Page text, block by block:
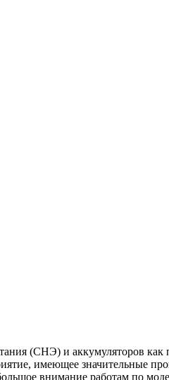
(СНЭ) и аккумуляторов
имеющее значительные
внимание работам по